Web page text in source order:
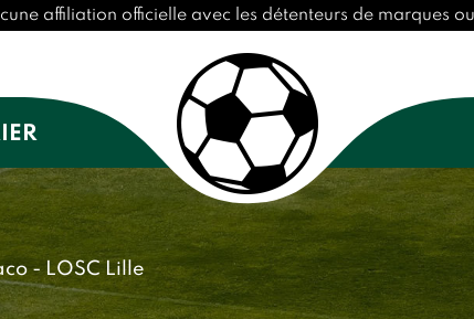
affiliation officielle avec les détenteurs de marques
- LOSC Lille